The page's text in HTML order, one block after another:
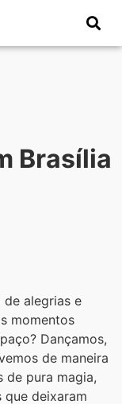
Brasília
de alegrias e
momentos
Dançamos,
de maneira
de pura magia,
que deixaram